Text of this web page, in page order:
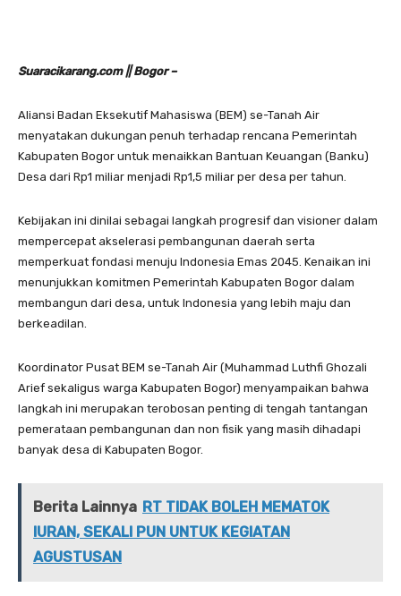
Suaracikarang.com || Bogor –
Aliansi Badan Eksekutif Mahasiswa (BEM) se-Tanah Air
menyatakan dukungan penuh terhadap rencana Pemerintah
Kabupaten Bogor untuk menaikkan Bantuan Keuangan (Banku)
Desa dari Rp1 miliar menjadi Rp1,5 miliar per desa per tahun.
Kebijakan ini dinilai sebagai langkah progresif dan visioner dalam
mempercepat akselerasi pembangunan daerah serta
memperkuat fondasi menuju Indonesia Emas 2045. Kenaikan ini
menunjukkan komitmen Pemerintah Kabupaten Bogor dalam
membangun dari desa, untuk Indonesia yang lebih maju dan
berkeadilan.
Koordinator Pusat BEM se-Tanah Air (Muhammad Luthfi Ghozali
Arief sekaligus warga Kabupaten Bogor) menyampaikan bahwa
langkah ini merupakan terobosan penting di tengah tantangan
pemerataan pembangunan dan non fisik yang masih dihadapi
banyak desa di Kabupaten Bogor.
Berita Lainnya RT TIDAK BOLEH MEMATOK
IURAN, SEKALI PUN UNTUK KEGIATAN
AGUSTUSAN